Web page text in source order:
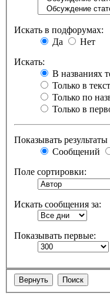
Искать в подфорумах:
Да
Нет
Искать:
В названиях
Только в
Только по
Только в
Показывать результаты
Сообщений
Поле сортировки:
Искать сообщения за:
Показывать первые: